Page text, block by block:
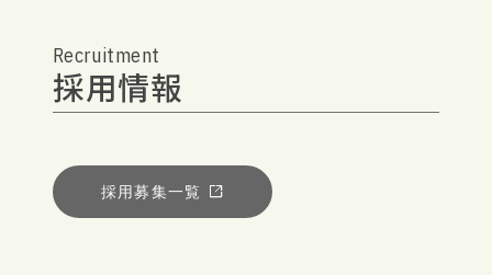
Recruitment
採用情報
採用募集一覧